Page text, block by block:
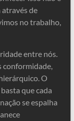
de
no trabalho,
entre nós.
conformidade,
O
que cada
se espalha